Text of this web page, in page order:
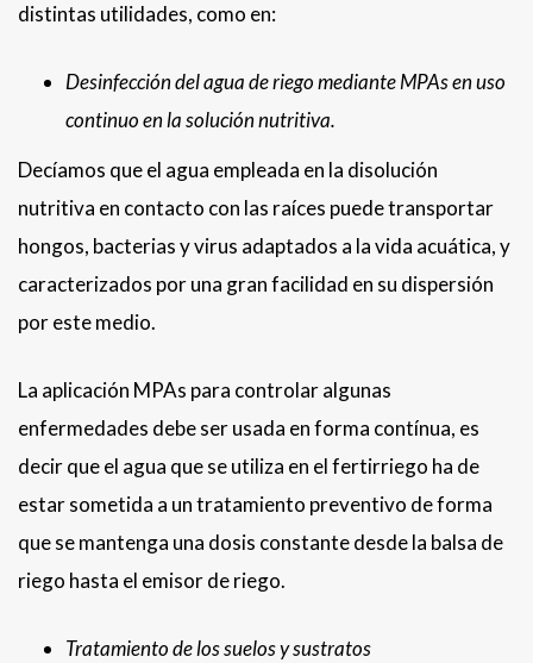
distintas utilidades, como en:
Desinfección del agua de riego mediante MPAs en uso
continuo en la solución nutritiva.
Decíamos que el agua empleada en la disolución
nutritiva en contacto con las raíces puede transportar
hongos, bacterias y virus adaptados a la vida acuática, y
caracterizados por una gran facilidad en su dispersión
por este medio.
La aplicación MPAs para controlar algunas
enfermedades debe ser usada en forma contínua, es
decir que el agua que se utiliza en el fertirriego ha de
estar sometida a un tratamiento preventivo de forma
que se mantenga una dosis constante desde la balsa de
riego hasta el emisor de riego.
Tratamiento de los suelos y sustratos